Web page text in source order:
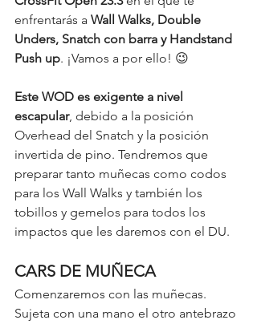
enfrentarás a Wall Walks, Double
Unders, Snatch con barra y Handstand
Push up. ¡Vamos a por ello! 😉
Este WOD es exigente a nivel
escapular, debido a la posición
Overhead del Snatch y la posición
invertida de pino. Tendremos que
preparar tanto muñecas como codos
para los Wall Walks y también los
tobillos y gemelos para todos los
impactos que les daremos con el DU.
CARS DE MUÑECA
Comenzaremos con las muñecas.
Sujeta con una mano el otro antebrazo